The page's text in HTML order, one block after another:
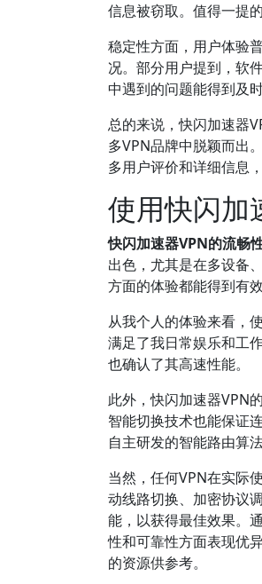
信息被窃取。值得一提
稳定性方面，用户体验
况。部分用户提到，软
中遇到的问题能得到及
总的来说，快闪加速器
多VPN品牌中脱颖而出
多用户评价和详细信息
使用快闪加
快闪加速器VPN的流畅
出色，尤其是在多设备
方面的体验都能得到有效
从我个人的体验来看，
满足了我日常娱乐和工
也确认了其高速性能。
此外，快闪加速器VPN
智能切换技术也能保证
自主研发的智能路由算
当然，任何VPN在实际
动线路切换、加密协议
能，以获得最佳效果。
性和可靠性方面表现优
的资源供参考。